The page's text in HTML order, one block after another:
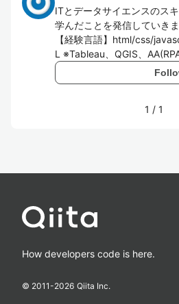
ITとデータサイエンスのス
学んだことを発信していき
【経験言語】html/css/
L ※Tableau、QGIS、
1 / 1
How developers code is here.
© 2011-2026 Qiita Inc.